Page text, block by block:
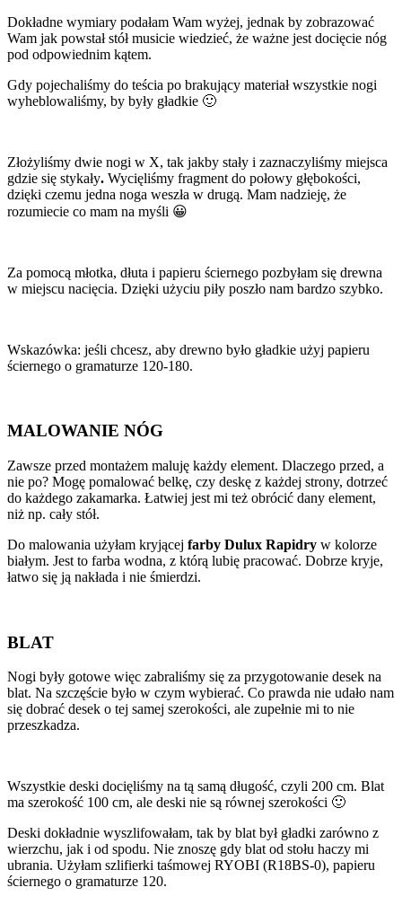
Dokładne wymiary podałam Wam wyżej, jednak by zobrazować
Wam jak powstał stół musicie wiedzieć, że ważne jest docięcie nóg
pod odpowiednim kątem.
Gdy pojechaliśmy do teścia po brakujący materiał wszystkie nogi
wyheblowaliśmy, by były gładkie 🙂
Złożyliśmy dwie nogi w X, tak jakby stały i zaznaczyliśmy miejsca
gdzie się stykały. Wycięliśmy fragment do połowy głębokości,
dzięki czemu jedna noga weszła w drugą. Mam nadzieję, że
rozumiecie co mam na myśli 😀
Za pomocą młotka, dłuta i papieru ściernego pozbyłam się drewna
w miejscu nacięcia. Dzięki użyciu piły poszło nam bardzo szybko.
Wskazówka: jeśli chcesz, aby drewno było gładkie użyj papieru
ściernego o gramaturze 120-180.
MALOWANIE NÓG
Zawsze przed montażem maluję każdy element. Dlaczego przed, a
nie po? Mogę pomalować belkę, czy deskę z każdej strony, dotrzeć
do każdego zakamarka. Łatwiej jest mi też obrócić dany element,
niż np. cały stół.
Do malowania użyłam kryjącej farby Dulux Rapidry w kolorze
białym. Jest to farba wodna, z którą lubię pracować. Dobrze kryje,
łatwo się ją nakłada i nie śmierdzi.
BLAT
Nogi były gotowe więc zabraliśmy się za przygotowanie desek na
blat. Na szczęście było w czym wybierać. Co prawda nie udało nam
się dobrać desek o tej samej szerokości, ale zupełnie mi to nie
przeszkadza.
Wszystkie deski docięliśmy na tą samą długość, czyli 200 cm. Blat
ma szerokość 100 cm, ale deski nie są równej szerokości 🙂
Deski dokładnie wyszlifowałam, tak by blat był gładki zarówno z
wierzchu, jak i od spodu. Nie znoszę gdy blat od stołu haczy mi
ubrania. Użyłam szlifierki taśmowej RYOBI (R18BS-0), papieru
ściernego o gramaturze 120.